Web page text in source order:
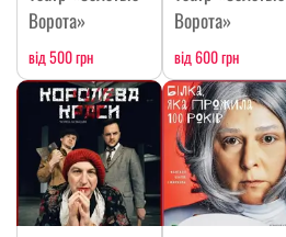
Ворота»
від 500 грн
Ворота»
від 600 грн